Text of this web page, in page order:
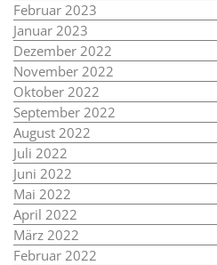
Februar 2023
Januar 2023
Dezember 2022
November 2022
Oktober 2022
September 2022
August 2022
Juli 2022
Juni 2022
Mai 2022
April 2022
März 2022
Februar 2022